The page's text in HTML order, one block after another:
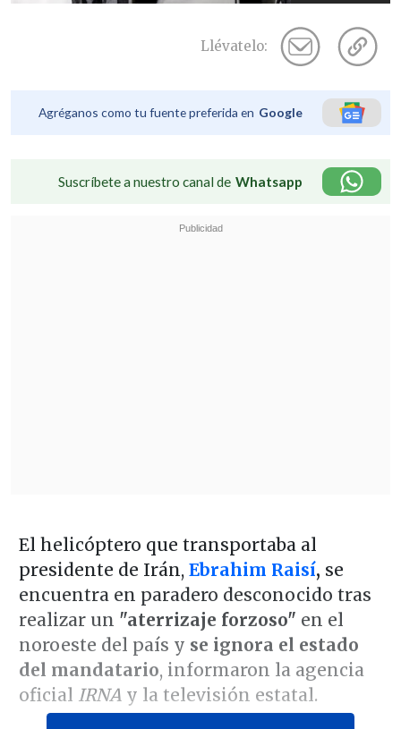
Llévatelo:
Agréganos como tu fuente preferida en Google
Suscríbete a nuestro canal de Whatsapp
El helicóptero que transportaba al
presidente de Irán, Ebrahim Raisí, se
encuentra en paradero desconocido tras
realizar un "aterrizaje forzoso" en el
noroeste del país y se ignora el estado
del mandatario, informaron la agencia
oficial IRNAy la televisión estatal.